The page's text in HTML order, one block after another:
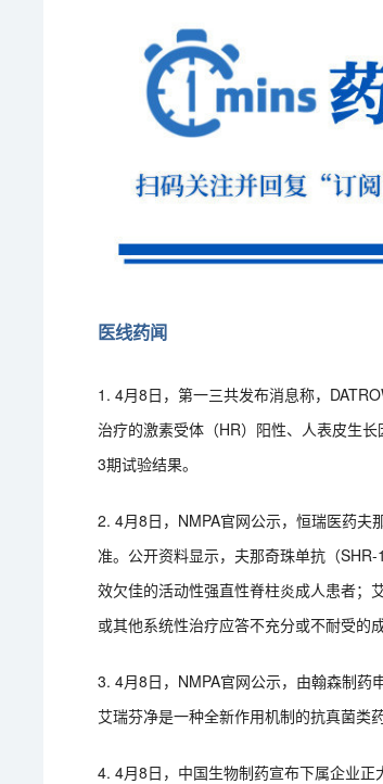
医线药闻
1. 4月8日，第一三共发布消息称，
治疗的激素受体（HR）阳性、人表皮生
3期试验结果。
2. 4月8日，NMPA官网公示，恒瑞医药夫
准。公开资料显示，夫那奇珠单抗（
效欠佳的活动性强直性脊柱炎成人患者；
或其他系统性治疗应答不充分或不耐受的
3. 4月8日，NMPA官网公示，由翰森制药
艾瑞芬净是一种全新作用机制的抗真菌类
4. 4月8日，中国生物制药宣布下属企业